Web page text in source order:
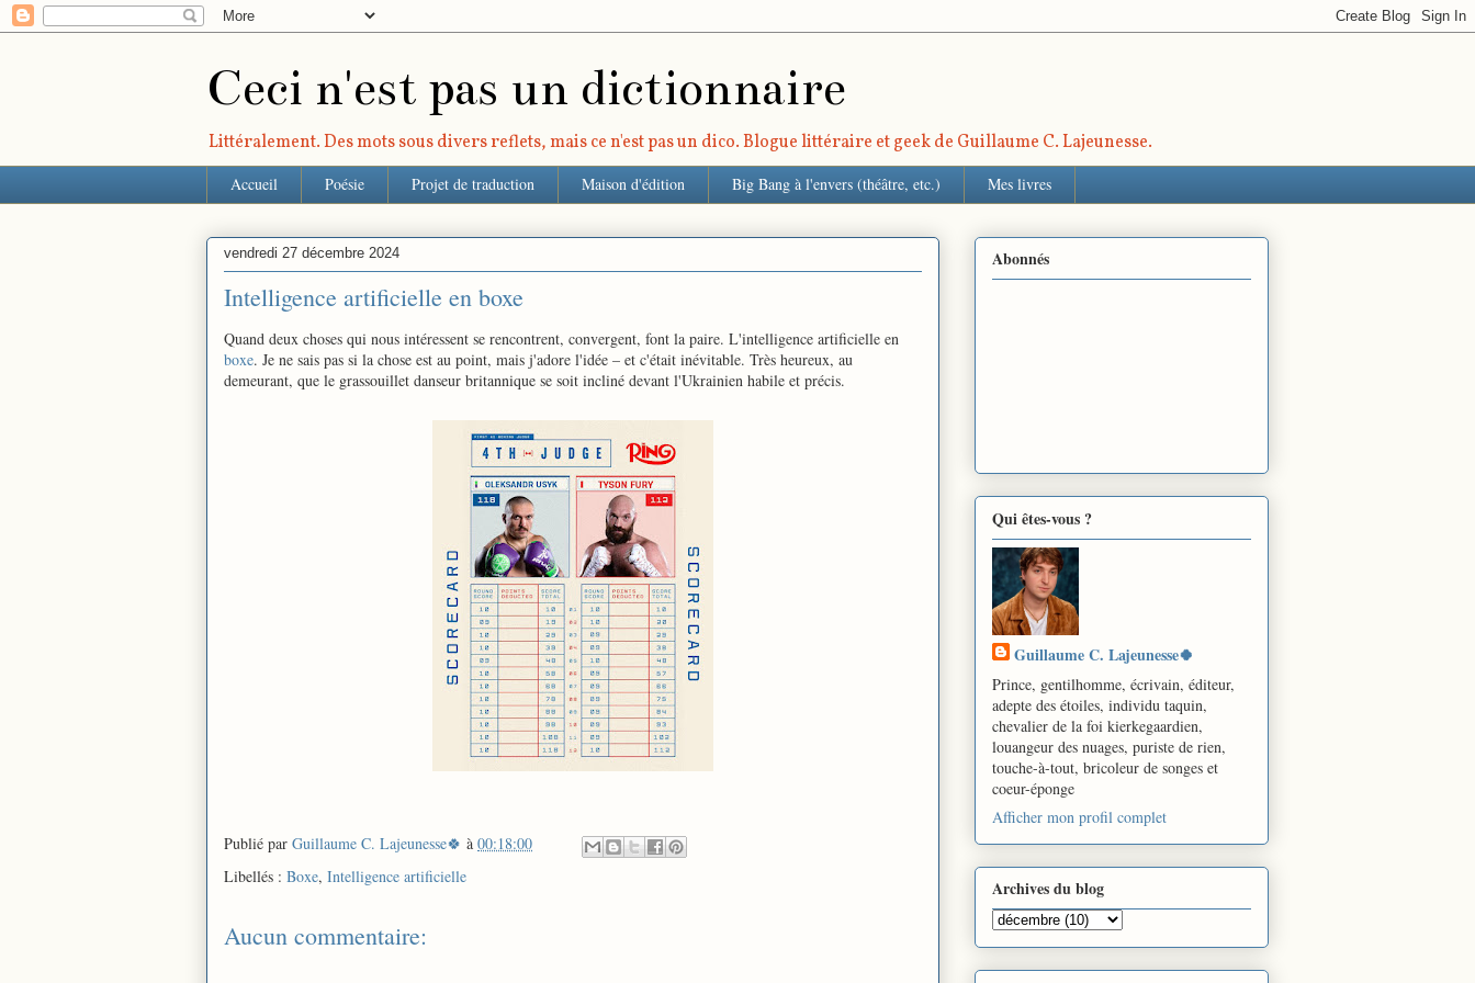
Ceci n'est pas un dictionnaire
Littéralement. Des mots sous divers reflets, mais ce n'est pas un dico. Blogue littéraire et geek de Guillaume C. Lajeunesse.
Accueil Poésie Projet de traduction Maison d'édition Big Bang à l'envers (théâtre, etc.) Mes livres
vendredi 27 décembre 2024
Intelligence artificielle en boxe
Quand deux choses qui nous intéressent se rencontrent, convergent, font la paire. L'intelligence artificielle en
boxe. Je ne sais pas si la chose est au point, mais j'adore l'idée – et c'était inévitable. Très heureux, au
demeurant, que le grassouillet danseur britannique se soit incliné devant l'Ukrainien habile et précis.
Publié par Guillaume C. Lajeunesse🍀 à 00:18:00
Libellés : Boxe, Intelligence artificielle
Aucun commentaire:
Abonnés
Qui êtes-vous ?
Guillaume C. Lajeunesse🍀
Prince, gentilhomme, écrivain, éditeur,
adepte des étoiles, individu taquin,
chevalier de la foi kierkegaardien,
louangeur des nuages, puriste de rien,
touche-à-tout, bricoleur de songes et
coeur-éponge
Afficher mon profil complet
Archives du blog